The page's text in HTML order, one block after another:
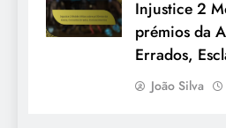
Injustice 2
prémios da
Errados,
João Silva